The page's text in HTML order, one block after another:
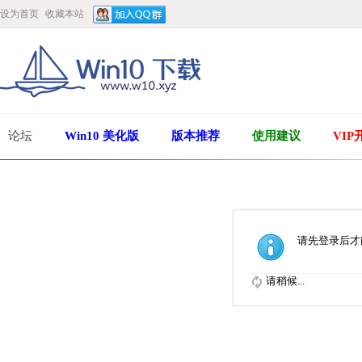
设为首页 收藏本站
论坛 Win10 美化版 版本推荐 使用建议 VIP
请先登录后
请稍候...